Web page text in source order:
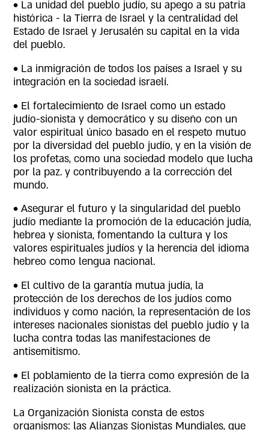
• La unidad del pueblo judío, su apego a su patria
histórica - la Tierra de Israel y la centralidad del
Estado de Israel y Jerusalén su capital en la vida
del pueblo.
• La inmigración de todos los países a Israel y su
integración en la sociedad israelí.
• El fortalecimiento de Israel como un estado
judío-sionista y democrático y su diseño con un
valor espiritual único basado en el respeto mutuo
por la diversidad del pueblo judío, y en la visión de
los profetas, como una sociedad modelo que lucha
por la paz. y contribuyendo a la corrección del
mundo.
• Asegurar el futuro y la singularidad del pueblo
judío mediante la promoción de la educación judía,
hebrea y sionista, fomentando la cultura y los
valores espirituales judíos y la herencia del idioma
hebreo como lengua nacional.
• El cultivo de la garantía mutua judía, la
protección de los derechos de los judíos como
individuos y como nación, la representación de los
intereses nacionales sionistas del pueblo judío y la
lucha contra todas las manifestaciones de
antisemitismo.
• El poblamiento de la tierra como expresión de la
realización sionista en la práctica.
La Organización Sionista consta de estos
organismos: las Alianzas Sionistas Mundiales, que